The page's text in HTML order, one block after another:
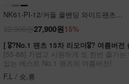
NK61-PI-12/커들 올밴딩 와이드팬츠
15%
27,900원
[ 🎖?No.1 팬츠 15차 리오더🎖? 여름버전
[55-88] 가볍고 시원하게 또 한번 즐기는 믿고
입는 베스트 No.1 팬츠의 여름버전!
F,L / 숏,롱